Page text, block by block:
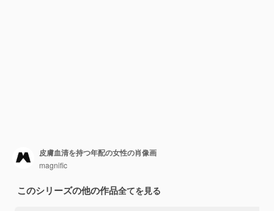
皮膚血清を持つ年配の女性の肖像画
magnific
このシリーズの他の作品全てを見る